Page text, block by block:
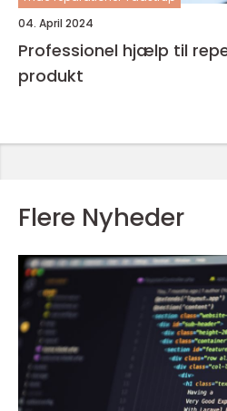
04. April 2024
Professionel hjælp til
produkt
Flere Nyheder